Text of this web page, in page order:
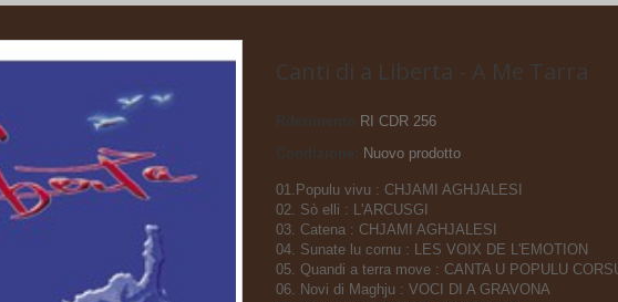
Canti di a Liberta - A Me Tarra
Riferimento
RI CDR 256
Nuovo prodotto
01.Populu vivu : CHJAMI AGHJALESI
02. Sò elli : L'ARCUSGI
03. Catena : CHJAMI AGHJALESI
04. Sunate lu cornu : LES VOIX DE L'EMOTION
05. Quandi a terra move : CANTA U POPULU
06. Novi di Maghju : VOCI DI A GRAVONA